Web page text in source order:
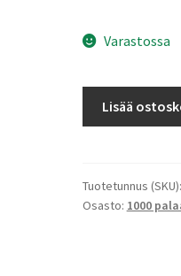
Varastossa
Collection
-
Lisää
Tuotetunnus (SKU):
Osasto: 1000